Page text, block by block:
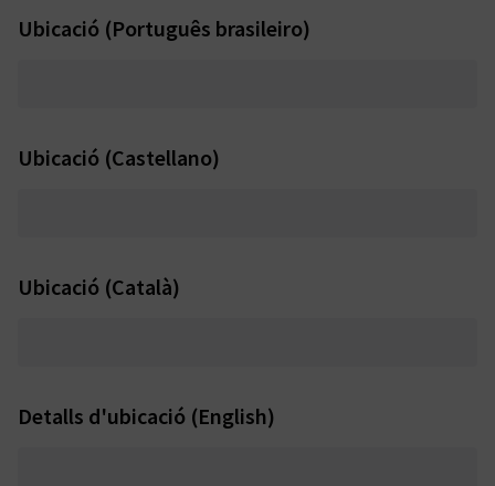
Ubicació (Português brasileiro)
Ubicació (Castellano)
Ubicació (Català)
Detalls d'ubicació (English)